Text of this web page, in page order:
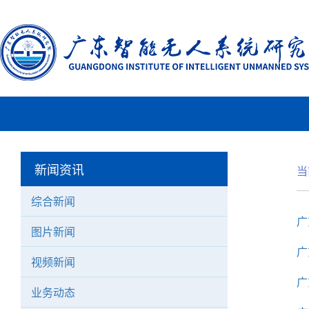
新闻资讯
综合新闻
图片新闻
视频新闻
业务动态